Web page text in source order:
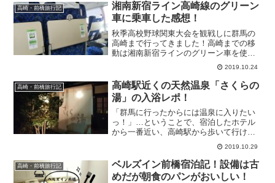
高崎・前橋旅行記
湘南新宿ライン高崎線のグリーン
車に乗車した感想！
秋季高校野球関東大会を観戦しに群馬の
高崎まで行ってきました！高崎までの移
動は湘南新宿ラインのグリーン車を使い
ました。人生初のグリーン車乗車をレポ
2019.10.24
高崎・前橋旅行記
高崎駅近くの天然温泉「さくらの
湯」の入浴レポ！
「群馬に行ったからには温泉に入りたい
っ！」…ということで、宿泊したホテル
から一番近い、高崎駅から歩いて行ける
温泉「さくらの湯」に行ってきました。
湯質がよくて昔ながらのレトロな雰囲気
が楽しい「さくらの湯」をレポートしま
す！
2019.10.29
高崎・前橋旅行記
ベルズイン前橋宿泊記！設備は古
めだが朝食のパンがおいしい！